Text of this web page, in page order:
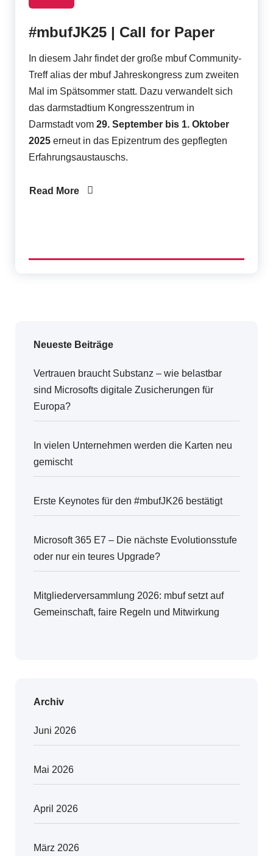
#mbufJK25 | Call for Paper
In diesem Jahr findet der große mbuf Community-
Treff alias der mbuf Jahreskongress zum zweiten
Mal im Spätsommer statt. Dazu verwandelt sich
das darmstadtium Kongresszentrum in
Darmstadt vom 29. September bis 1. Oktober
2025 erneut in das Epizentrum des gepflegten
Erfahrungsaustauschs.
Read More
Neueste Beiträge
Vertrauen braucht Substanz – wie belastbar
sind Microsofts digitale Zusicherungen für
Europa?
In vielen Unternehmen werden die Karten neu
gemischt
Erste Keynotes für den #mbufJK26 bestätigt
Microsoft 365 E7 – Die nächste Evolutionsstufe
oder nur ein teures Upgrade?
Mitgliederversammlung 2026: mbuf setzt auf
Gemeinschaft, faire Regeln und Mitwirkung
Archiv
Juni 2026
Mai 2026
April 2026
März 2026